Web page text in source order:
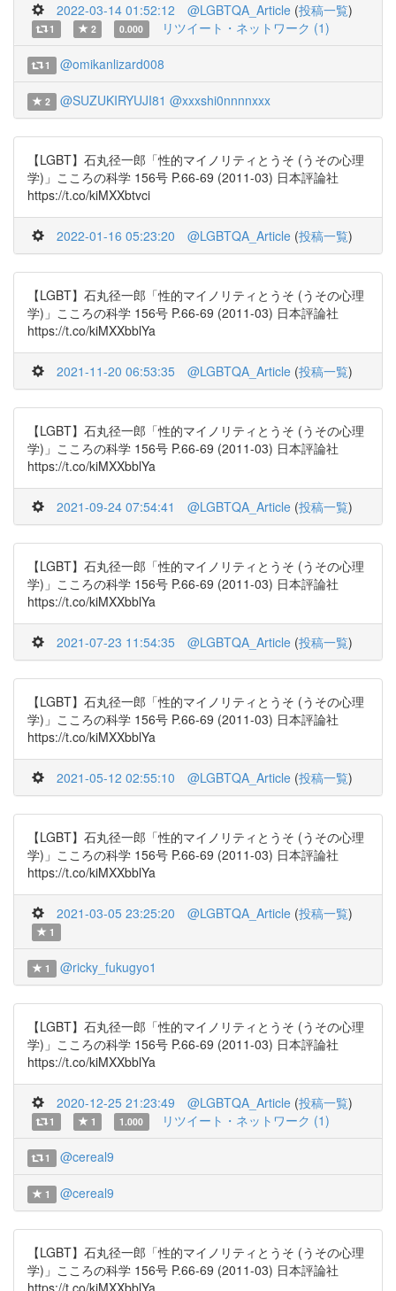
2022-03-14 01:52:12 @LGBTQA_Article (投稿一覧)
1 2 0.000 リツイート・ネットワーク (1)
1 @omikanlizard008
2 @SUZUKIRYUJI81 @xxxshi0nnnnxxx
【LGBT】石丸径一郎「性的マイノリティとうそ (うその心理
学)」こころの科学 156号 P.66-69 (2011-03) 日本評論社
https://t.co/kiMXXbtvci
2022-01-16 05:23:20 @LGBTQA_Article (投稿一覧)
【LGBT】石丸径一郎「性的マイノリティとうそ (うその心理
学)」こころの科学 156号 P.66-69 (2011-03) 日本評論社
https://t.co/kiMXXbblYa
2021-11-20 06:53:35 @LGBTQA_Article (投稿一覧)
【LGBT】石丸径一郎「性的マイノリティとうそ (うその心理
学)」こころの科学 156号 P.66-69 (2011-03) 日本評論社
https://t.co/kiMXXbblYa
2021-09-24 07:54:41 @LGBTQA_Article (投稿一覧)
【LGBT】石丸径一郎「性的マイノリティとうそ (うその心理
学)」こころの科学 156号 P.66-69 (2011-03) 日本評論社
https://t.co/kiMXXbblYa
2021-07-23 11:54:35 @LGBTQA_Article (投稿一覧)
【LGBT】石丸径一郎「性的マイノリティとうそ (うその心理
学)」こころの科学 156号 P.66-69 (2011-03) 日本評論社
https://t.co/kiMXXbblYa
2021-05-12 02:55:10 @LGBTQA_Article (投稿一覧)
【LGBT】石丸径一郎「性的マイノリティとうそ (うその心理
学)」こころの科学 156号 P.66-69 (2011-03) 日本評論社
https://t.co/kiMXXbblYa
2021-03-05 23:25:20 @LGBTQA_Article (投稿一覧)
1
1 @ricky_fukugyo1
【LGBT】石丸径一郎「性的マイノリティとうそ (うその心理
学)」こころの科学 156号 P.66-69 (2011-03) 日本評論社
https://t.co/kiMXXbblYa
2020-12-25 21:23:49 @LGBTQA_Article (投稿一覧)
1 1 1.000 リツイート・ネットワーク (1)
1 @cereal9
1 @cereal9
【LGBT】石丸径一郎「性的マイノリティとうそ (うその心理
学)」こころの科学 156号 P.66-69 (2011-03) 日本評論社
https://t.co/kiMXXbblYa